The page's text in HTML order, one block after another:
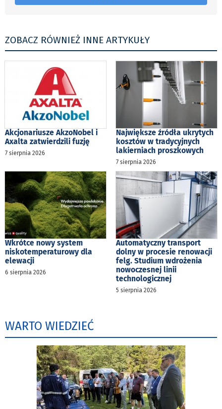
ZOBACZ RÓWNIEŻ INNE ARTYKUŁY
Akcjonariusze AkzoNobel i
Axalta zatwierdzili fuzję
7 sierpnia 2026
Największe źródła ukrytych
kosztów w tradycyjnych
lakierniach proszkowych
7 sierpnia 2026
Wkrótce nowy system
niskotemperaturowy dla
elewacji
6 sierpnia 2026
Automatyczny transport
dolny w procesie renowacji
felg. Studium wdrożenia
nowoczesnej linii
technologicznej
5 sierpnia 2026
WARTO WIEDZIEĆ